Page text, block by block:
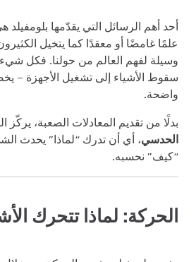
أحد أهم الرسائل التي يقدّمها
علمًا غامضًا أو معقدًا كما يتخيل
وسيلة لفهم العالم من حولنا. فكل
سقوط الأشياء إلى تشغيل الأجهزة –
واضحة.
بدلًا من تقديم المعادلات الصعبة، يركّز
الحدسي، أي أن تدرك “لماذا” يحدث
“كيف” نحسبه.
الحركة: لماذا تتحرك